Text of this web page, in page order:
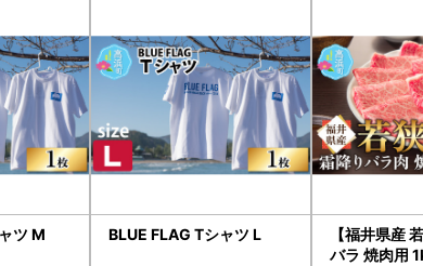
ツ M BLUE FLAG Tシャツ L
【福井県産
バラ 焼肉用